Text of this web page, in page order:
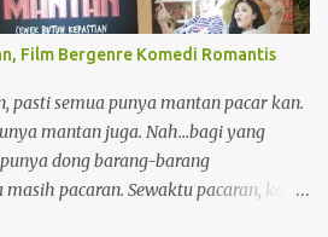
beban mereka. Karena
Ketika melihat orang yang
diwajibkan untuk bersedekah dan
Hal ini didasarkan tenggang rasa ke
Sedekah juga menjadi salah
pahala besar. Di tengah ...
Film Bergenre Komedi Romantis
pasti semua punya mantan pacar kan.
mantan juga. Nah...bagi yang
dong barang-barang
pacaran. Sewaktu pacaran, kalau